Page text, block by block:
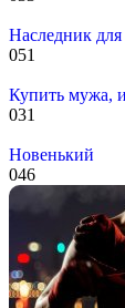
Наследник для
051
Купить мужа,
031
Новенький
046